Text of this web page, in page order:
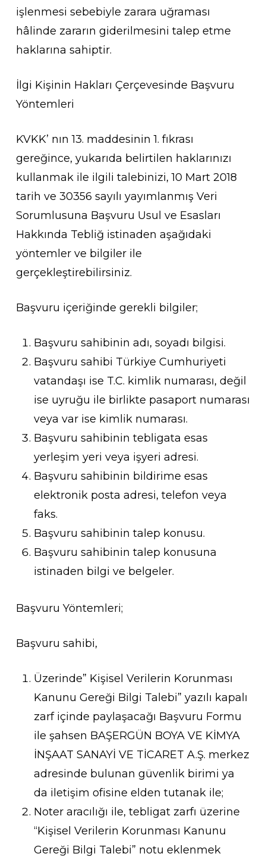
işlenmesi sebebiyle zarara uğraması
hâlinde zararın giderilmesini talep etme
haklarına sahiptir.
İlgi Kişinin Hakları Çerçevesinde Başvuru
Yöntemleri
KVKK’ nın 13. maddesinin 1. fıkrası
gereğince, yukarıda belirtilen haklarınızı
kullanmak ile ilgili talebinizi, 10 Mart 2018
tarih ve 30356 sayılı yayımlanmış Veri
Sorumlusuna Başvuru Usul ve Esasları
Hakkında Tebliğ istinaden aşağıdaki
yöntemler ve bilgiler ile
gerçekleştirebilirsiniz.
Başvuru içeriğinde gerekli bilgiler;
Başvuru sahibinin adı, soyadı bilgisi.
Başvuru sahibi Türkiye Cumhuriyeti
vatandaşı ise T.C. kimlik numarası, değil
ise uyruğu ile birlikte pasaport numarası
veya var ise kimlik numarası.
Başvuru sahibinin tebligata esas
yerleşim yeri veya işyeri adresi.
Başvuru sahibinin bildirime esas
elektronik posta adresi, telefon veya
faks.
Başvuru sahibinin talep konusu.
Başvuru sahibinin talep konusuna
istinaden bilgi ve belgeler.
Başvuru Yöntemleri;
Başvuru sahibi,
Üzerinde” Kişisel Verilerin Korunması
Kanunu Gereği Bilgi Talebi” yazılı kapalı
zarf içinde paylaşacağı Başvuru Formu
ile şahsen BAŞERGÜN BOYA VE KİMYA
İNŞAAT SANAYİ VE TİCARET A.Ş. merkez
adresinde bulunan güvenlik birimi ya
da iletişim ofisine elden tutanak ile;
Noter aracılığı ile, tebligat zarfı üzerine
“Kişisel Verilerin Korunması Kanunu
Gereği Bilgi Talebi” notu eklenmek